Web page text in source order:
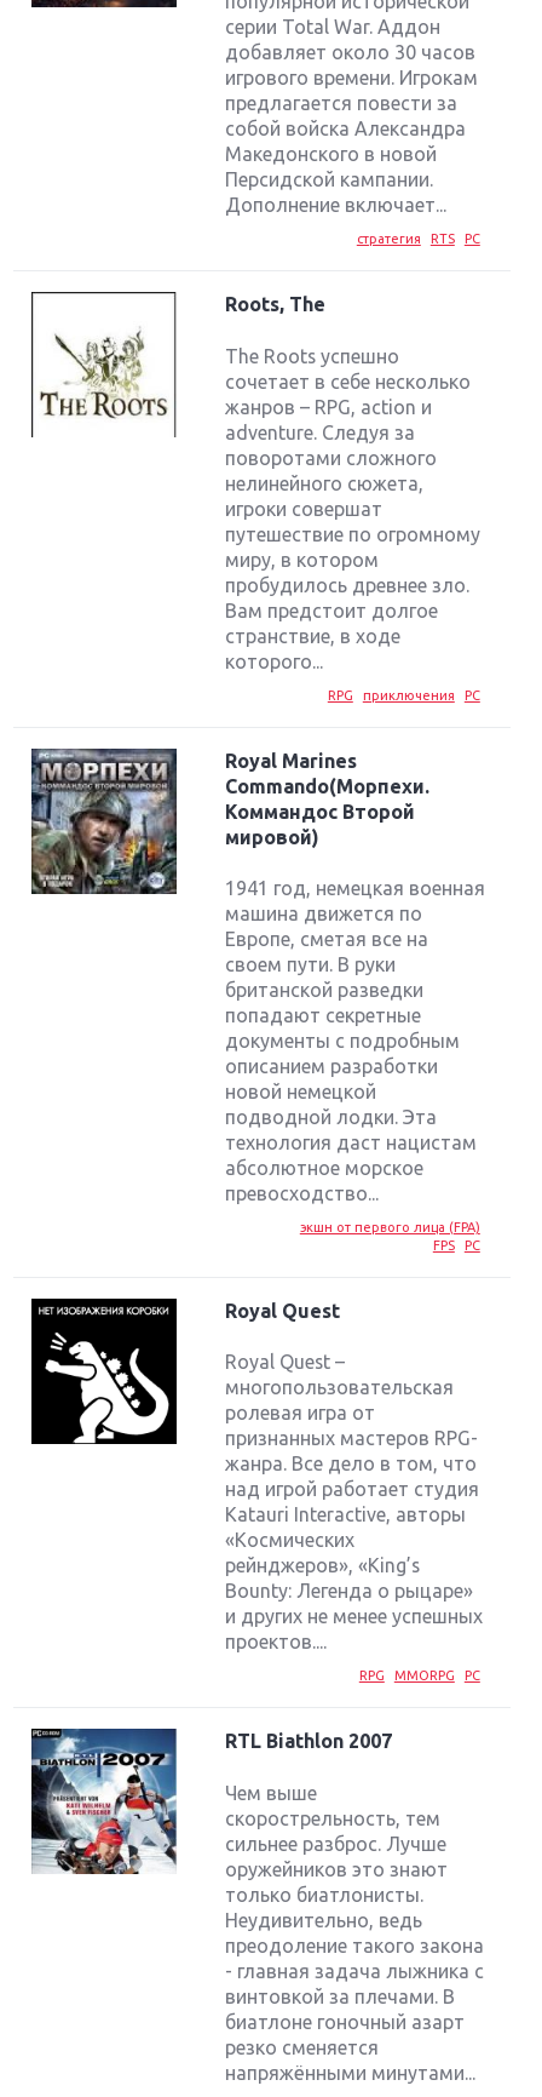
серии Total War. Аддон
добавляет около 30 часов
игрового времени. Игрокам
предлагается повести за
собой войска Александра
Македонского в новой
Персидской кампании.
Дополнение включает...
стратегия RTS PC
Roots, The
The Roots успешно
сочетает в себе несколько
жанров – RPG, action и
adventure. Следуя за
поворотами сложного
нелинейного сюжета,
игроки совершат
путешествие по огромному
миру, в котором
пробудилось древнее зло.
Вам предстоит долгое
странствие, в ходе
которого...
RPG приключения PC
Royal Marines
Commando(Морпехи.
Коммандос Второй
мировой)
1941 год, немецкая военная
машина движется по
Европе, сметая все на
своем пути. В руки
британской разведки
попадают секретные
документы с подробным
описанием разработки
новой немецкой
подводной лодки. Эта
технология даст нацистам
абсолютное морское
превосходство...
экшн от первого лица (FPA)
FPS
PC
Royal Quest
Royal Quest –
многопользовательская
ролевая игра от
признанных мастеров RPG-
жанра. Все дело в том, что
над игрой работает студия
Katauri Interactive, авторы
«Космических
рейнджеров», «King’s
Bounty: Легенда о рыцаре»
и других не менее успешных
проектов....
RPG MMORPG PC
RTL Biathlon 2007
Чем выше
скорострельность, тем
сильнее разброс. Лучше
оружейников это знают
только биатлонисты.
Неудивительно, ведь
преодоление такого закона
- главная задача лыжника с
винтовкой за плечами. В
биатлоне гоночный азарт
резко сменяется
напряжёнными минутами...